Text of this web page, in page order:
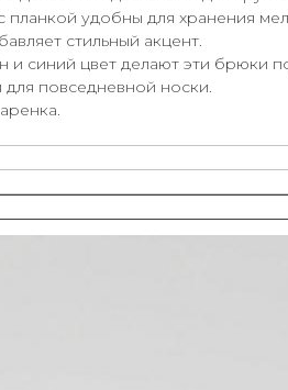
удобны для хранения
стильный акцент.
и синий цвет делают эти брюки
для повседневной носки.